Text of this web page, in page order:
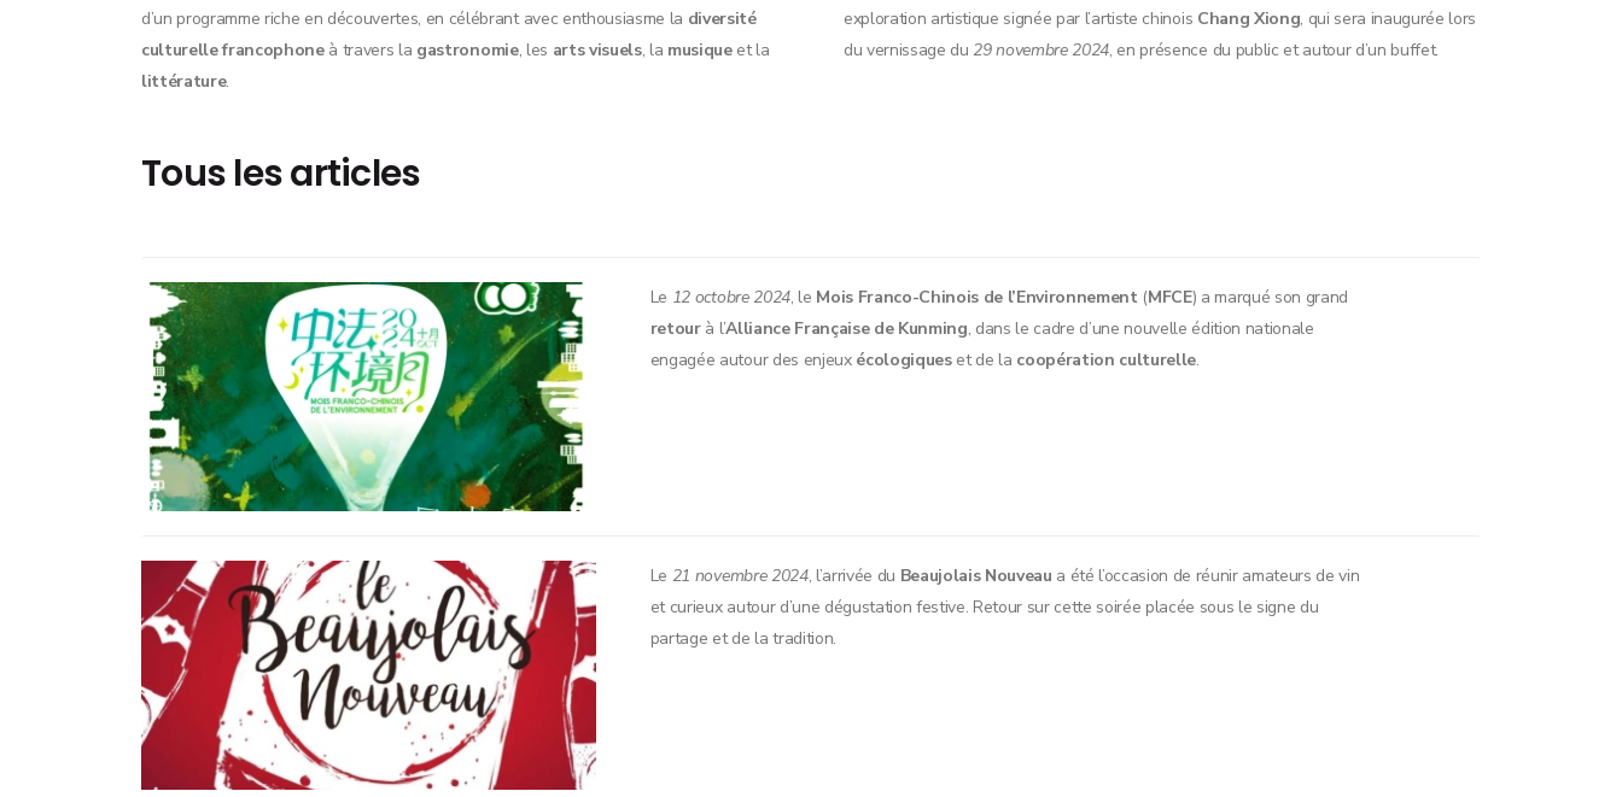
d’un programme riche en découvertes, en célébrant avec enthousiasme la diversité
culturelle francophoneà travers la gastronomie, les arts visuels, la musiqueet la
littérature.
exploration artistique signée par l’artiste chinois Chang Xiong, qui sera inaugurée lors
du vernissage du 29 novembre 2024, en présence du public et autour d’un buffet.
Tous les articles
Le 12 octobre 2024, le Mois Franco-Chinois de l’Environnement (MFCE) a marqué son grand
retourà l’Alliance Française de Kunming, dans le cadre d’une nouvelle édition nationale
engagée autour des enjeux écologiqueset de la coopération culturelle.
Le 21 novembre 2024, l’arrivée du Beaujolais Nouveau a été l’occasion de réunir amateurs de vin
et curieux autour d’une dégustation festive. Retour sur cette soirée placée sous le signe du
partage et de la tradition.